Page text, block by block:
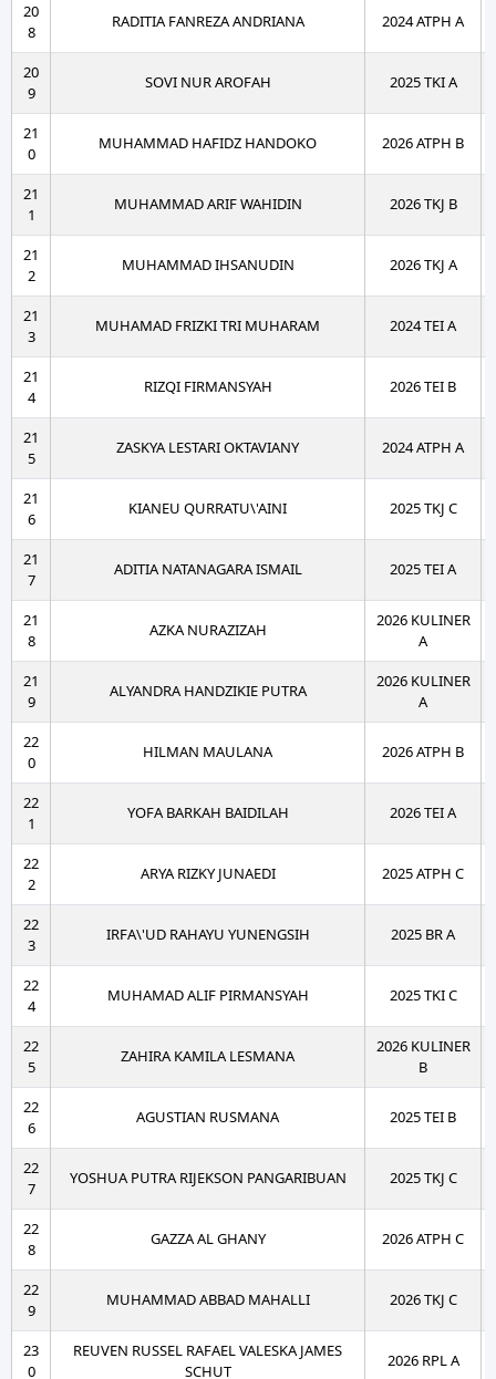
20
8
RADITIA FANREZA ANDRIANA 2024 ATPH A
20
9
SOVI NUR AROFAH 2025 TKI A
21
0
MUHAMMAD HAFIDZ HANDOKO 2026 ATPH B
21
1
MUHAMMAD ARIF WAHIDIN 2026 TKJ B
21
2
MUHAMMAD IHSANUDIN 2026 TKJ A
21
3
MUHAMAD FRIZKI TRI MUHARAM 2024 TEI A
21
4
RIZQI FIRMANSYAH 2026 TEI B
21
5
ZASKYA LESTARI OKTAVIANY 2024 ATPH A
21
6
KIANEU QURRATU\'AINI 2025 TKJ C
21
7
ADITIA NATANAGARA ISMAIL 2025 TEI A
21
8
AZKA NURAZIZAH
2026 KULINER
A
21
9
ALYANDRA HANDZIKIE PUTRA
2026 KULINER
A
22
0
HILMAN MAULANA 2026 ATPH B
22
1
YOFA BARKAH BAIDILAH 2026 TEI A
22
2
ARYA RIZKY JUNAEDI 2025 ATPH C
22
3
IRFA\'UD RAHAYU YUNENGSIH 2025 BR A
22
4
MUHAMAD ALIF PIRMANSYAH 2025 TKI C
22
5
ZAHIRA KAMILA LESMANA
2026 KULINER
B
22
6
AGUSTIAN RUSMANA 2025 TEI B
22
7
YOSHUA PUTRA RIJEKSON PANGARIBUAN 2025 TKJ C
22
8
GAZZA AL GHANY 2026 ATPH C
22
9
MUHAMMAD ABBAD MAHALLI 2026 TKJ C
23
0
REUVEN RUSSEL RAFAEL VALESKA JAMES
SCHUT
2026 RPL A